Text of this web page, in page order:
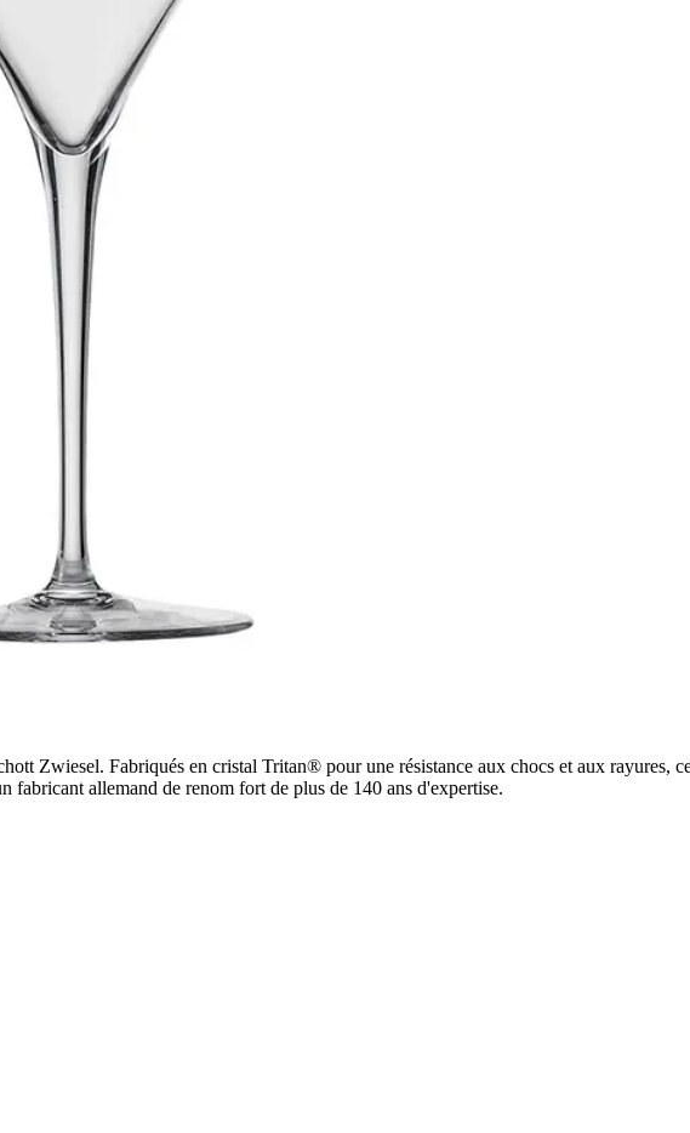
Zwiesel. Fabriqués en cristal Tritan® pour une résistance aux chocs et aux rayures,
allemand de renom fort de plus de 140 ans d'expertise.